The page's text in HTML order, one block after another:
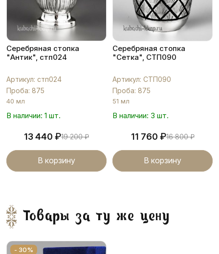
Серебряная стопка
"Антик", стп024
Артикул: стп024
Проба: 875
40 мл
В наличии: 1 шт.
13 440 ₽19 200₽
В корзину
Серебряная стопка
"Сетка", СТП090
Артикул: СТП090
Проба: 875
51 мл
В наличии: 3 шт.
11 760 ₽16 800₽
В корзину
Товары за ту же цену
- 30%